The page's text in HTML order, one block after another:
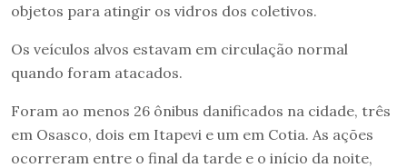
objetos para atingir os vidros dos coletivos.
Os veículos alvos estavam em circulação normal
quando foram atacados.
Foram ao menos 26 ônibus danificados na cidade, três
em Osasco, dois em Itapevi e um em Cotia. As ações
ocorreram entre o final da tarde e o início da noite,